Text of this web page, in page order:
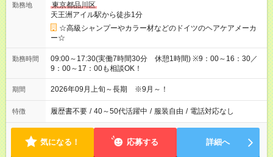
勤務地
東京都品川区
天王洲アイル駅から徒歩1分
☆高級シャンプーやカラー材などのドイツのヘアケアメーカ
ー☆
勤務時間
09:00～17:30(実働7時間30分 休憩1時間) ※9：00～16：30／
9：00～17：00も相談OK！
期間 2026年09月上旬～長期 ※9月～！
特徴 履歴書不要 / 40～50代活躍中 / 服装自由 / 電話対応なし
気になる！ 応募する 詳細へ